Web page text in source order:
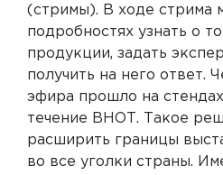
(стримы). В ходе стрима
подробностях узнать о
продукции, задать
получить на него ответ.
эфира прошло на
течение ВНОТ. Такое
расширить границы
во все уголки страны.